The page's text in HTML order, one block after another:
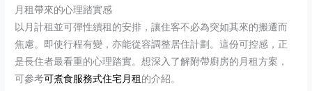
月租帶來的心理踏實感
以月計租並可彈性續租的安排，讓住客不必為突如其來的搬遷而
焦慮。即使行程有變，亦能從容調整居住計劃。這份可控感，正
是長住者最看重的心理踏實。想深入了解附帶廚房的月租方案，
可參考可煮食服務式住宅月租的介紹。